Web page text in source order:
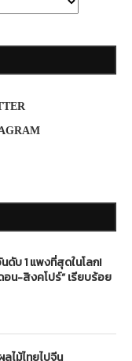
ดับ 1 แพงที่สุดในโลก!
อน-สิงคโปร์” เรียบร้อย
ไม้ไทยไปจีน